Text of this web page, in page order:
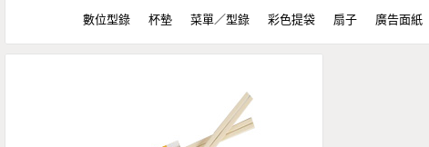
數位型錄
杯墊 菜單／型錄 彩色提袋 扇子 廣告面紙